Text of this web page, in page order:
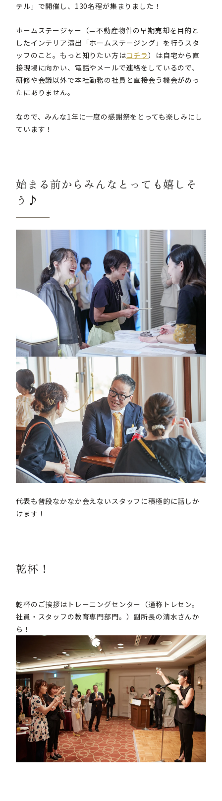
テル」で開催し、130名程が集まりました！
ホームステージャー（＝不動産物件の早期売却を目的と
したインテリア演出「ホームステージング」を行うスタ
ッフのこと。もっと知りたい方はコチラ）は自宅から直
接現場に向かい、電話やメールで連絡をしているので、
研修や会議以外で本社勤務の社員と直接会う機会がめっ
たにありません。
なので、みんな1年に一度の感謝祭をとっても楽しみにし
ています！
始まる前からみんなとっても嬉しそ
う♪
代表も普段なかなか会えないスタッフに積極的に話しか
けます！
乾杯！
乾杯のご挨拶はトレーニングセンター（通称トレセン。
社員・スタッフの教育専門部門。）副所長の清水さんか
ら！